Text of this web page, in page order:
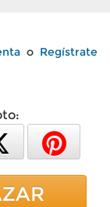
o Regístrate